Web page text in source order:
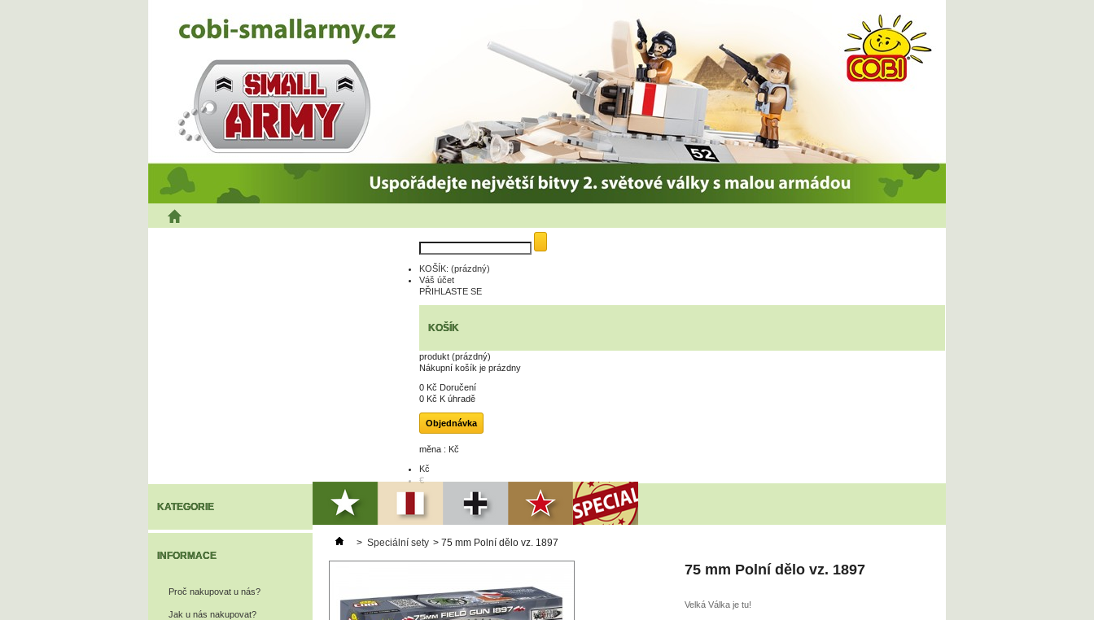
KOŠÍK: (prázdný)
Váš účet
PŘIHLASTE SE
KOŠÍK
produkt (prázdný)
Nákupní košík je prázdny
0 Kč Doručení
0 Kč K úhradě
Objednávka
měna : Kč
Kč
€
KATEGORIE
INFORMACE
Proč nakupovat u nás?
Jak u nás nakupovat?
> Speciální sety > 75 mm Polní dělo vz. 1897
75 mm Polní dělo vz. 1897
Velká Válka je tu!